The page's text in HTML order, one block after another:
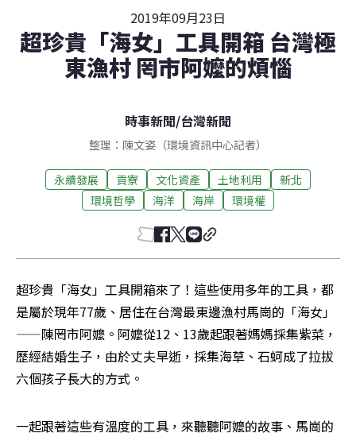
2019年09月23日
超珍貴「海女」工具開箱 台灣極
東漁村 罔市阿嬤的煩惱
時事新聞/台灣新聞
整理：陳文姿（環境資訊中心記者）
永續發展 貢寮 文化資產 土地利用
新北
環境哲學
海洋 海岸 環境權
超珍貴「海女」工具開箱來了！這些使用多年的工具，都
是屬於現年77歲、居住在台灣最東邊漁村馬崗的「海女」
——陳罔市阿嬤。阿嬤從12、13歲起跟著媽媽採集紫菜，
歷經結婚生子，由於丈夫早逝，採集海草、石蚵成了拉拔
六個孩子長大的方式。
一起跟著這些有溫度的工具，來聽聽阿嬤的故事、馬崗的